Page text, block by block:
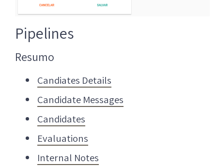
Pipelines
Resumo
Candiates Details
Candidate Messages
Candidates
Evaluations
Internal Notes